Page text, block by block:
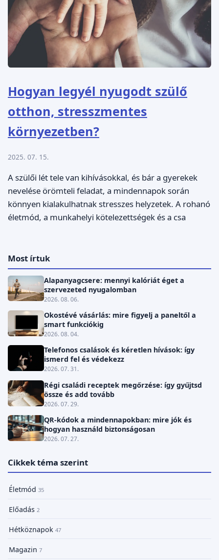
Hogyan legyél nyugodt szülő
otthon, stresszmentes
környezetben?
2025. 07. 15.
A szülői lét tele van kihívásokkal, és bár a gyerekek
nevelése örömteli feladat, a mindennapok során
könnyen kialakulhatnak stresszes helyzetek. A rohanó
életmód, a munkahelyi kötelezettségek és a csa
Most írtuk
Alapanyagcsere: mennyi kalóriát éget a
szervezeted nyugalomban
2026. 08. 06.
Okostévé vásárlás: mire figyelj a paneltől a
smart funkciókig
2026. 08. 04.
Telefonos csalások és kéretlen hívások: így
ismerd fel és védekezz
2026. 07. 31.
Régi családi receptek megőrzése: így gyűjtsd
össze és add tovább
2026. 07. 29.
QR-kódok a mindennapokban: mire jók és
hogyan használd biztonságosan
2026. 07. 27.
Cikkek téma szerint
Életmód 35
Előadás 2
Hétköznapok 47
Magazin 7